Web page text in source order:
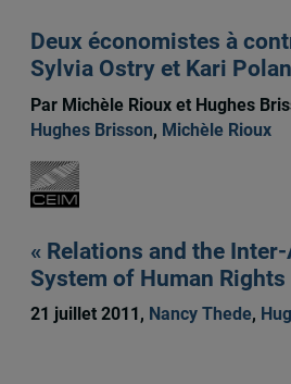
Deux économistes à
Sylvia Ostry et Kari
Par Michèle Rioux et Hughes
Hughes Brisson, Michèle Rioux
« Relations and the
System of Human Rights
21 juillet 2011, Nancy Thede,